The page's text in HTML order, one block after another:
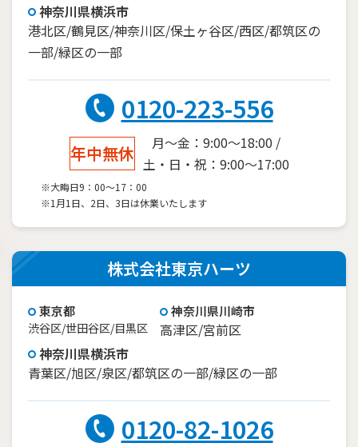
神奈川県横浜市
港北区/鶴見区/神奈川区/保土ヶ谷区/西区/都筑区の
一部/緑区の一部
0120-223-556
年中無休
月～金：9:00～18:00 /
土・日・祝：9:00～17:00
※大晦日9：00～17：00
※1月1日、2日、3日は休業いたします
株式会社東京ハーツ
東京都
渋谷区/世田谷区/目黒区
神奈川県川崎市
高津区/宮前区
神奈川県横浜市
青葉区/旭区/泉区/都筑区の一部/緑区の一部
0120-82-1026